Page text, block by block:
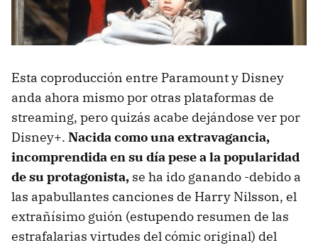
Esta coproducción entre Paramount y Disney
anda ahora mismo por otras plataformas de
streaming, pero quizás acabe dejándose ver por
Disney+. Nacida como una extravagancia,
incomprendida en su día pese a la popularidad
de su protagonista, se ha ido ganando -debido a
las apabullantes canciones de Harry Nilsson, el
extrañísimo guión (estupendo resumen de las
estrafalarias virtudes del cómic original) del